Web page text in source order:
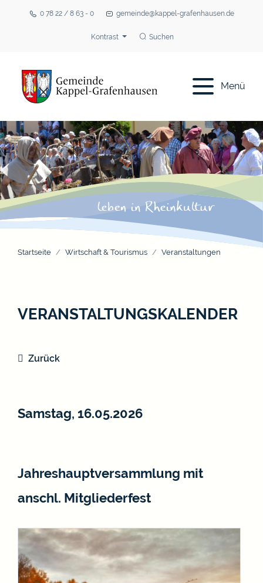
0 78 22 / 8 63 - 0 gemeinde@kappel-grafenhausen.de
Kontrast Suchen
Menü
Startseite Wirtschaft & Tourismus Veranstaltungen
VERANSTALTUNGSKALENDER
Zurück
Samstag, 16.05.2026
Jahreshauptversammlung mit
anschl. Mitgliederfest